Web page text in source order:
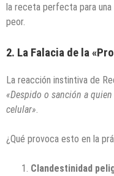
la receta perfecta para una
peor.
2. La Falacia de la
La reacción instintiva de
«Despido o sanción a
celular»
¿Qué provoca esto en la
Clandestinidad